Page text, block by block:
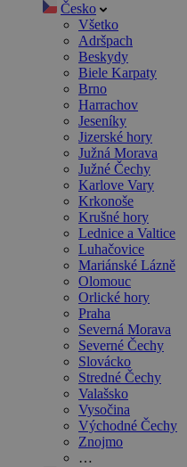
Česko
Všetko
Adršpach
Beskydy
Biele Karpaty
Brno
Harrachov
Jeseníky
Jizerské hory
Južná Morava
Južné Čechy
Karlove Vary
Krkonoše
Krušné hory
Lednice a Valtice
Luhačovice
Mariánské Lázně
Olomouc
Orlické hory
Praha
Severná Morava
Severné Čechy
Slovácko
Stredné Čechy
Valašsko
Vysočina
Východné Čechy
Znojmo
…